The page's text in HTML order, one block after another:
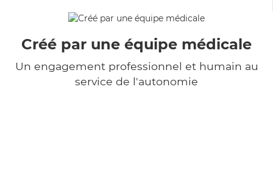
Créé par une équipe médicale
Un engagement professionnel et humain au
service de l'autonomie